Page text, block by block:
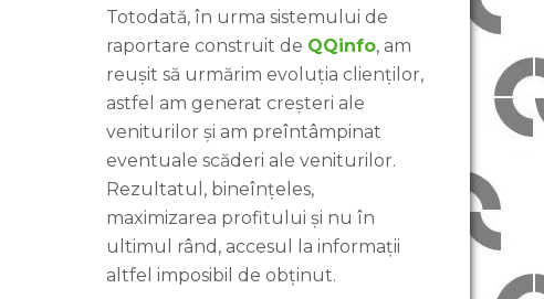
Totodată, în urma sistemului de
raportare construit de QQinfo, am
reușit să urmărim evoluția clienților,
astfel am generat creșteri ale
veniturilor și am preîntâmpinat
eventuale scăderi ale veniturilor.
Rezultatul, bineînțeles,
maximizarea profitului și nu în
ultimul rând, accesul la informații
altfel imposibil de obținut.